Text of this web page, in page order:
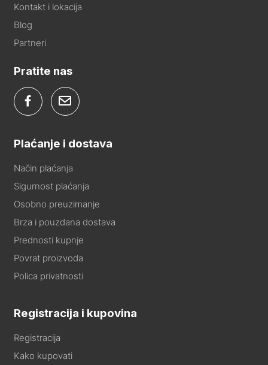
Kontakt i lokacija
Blog
Partneri
Pratite nas
Plaćanje i dostava
Način plaćanja
Sigurnost plaćanja
Osobno preuzimanje
Brza i pouzdana dostava
Prednosti kupnje
Povrat proizvoda
Polica privatnosti
Registracija i kupovina
Registracija
Kako kupovati